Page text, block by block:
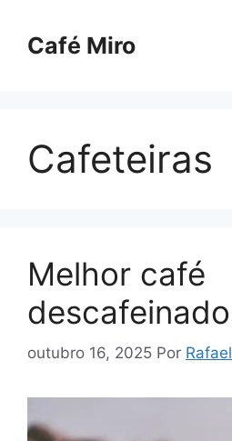
Café Miro
Cafeteiras
Melhor café
descafeinado
outubro 16, 2025 Por